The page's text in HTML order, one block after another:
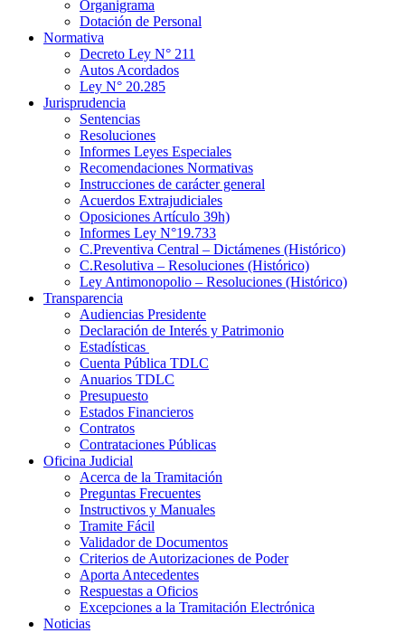
Organigrama
Dotación de Personal
Normativa
Decreto Ley N° 211
Autos Acordados
Ley N° 20.285
Jurisprudencia
Sentencias
Resoluciones
Informes Leyes Especiales
Recomendaciones Normativas
Instrucciones de carácter general
Acuerdos Extrajudiciales
Oposiciones Artículo 39h)
Informes Ley N°19.733
C.Preventiva Central – Dictámenes (Histórico)
C.Resolutiva – Resoluciones (Histórico)
Ley Antimonopolio – Resoluciones (Histórico)
Transparencia
Audiencias Presidente
Declaración de Interés y Patrimonio
Estadísticas
Cuenta Pública TDLC
Anuarios TDLC
Presupuesto
Estados Financieros
Contratos
Contrataciones Públicas
Oficina Judicial
Acerca de la Tramitación
Preguntas Frecuentes
Instructivos y Manuales
Tramite Fácil
Validador de Documentos
Criterios de Autorizaciones de Poder
Aporta Antecedentes
Respuestas a Oficios
Excepciones a la Tramitación Electrónica
Noticias